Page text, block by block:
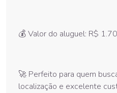
💰 Valor do aluguel: R$
🚀 Perfeito para quem
localização e excelente